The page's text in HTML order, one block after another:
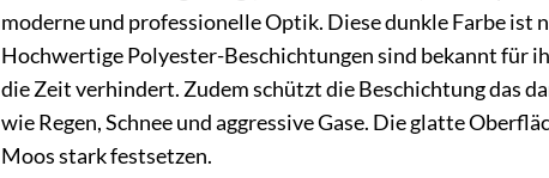
moderne und professionelle Optik. Diese dunkle Farbe
Hochwertige Polyester-Beschichtungen sind bekannt für
die Zeit verhindert. Zudem schützt die Beschichtung das
wie Regen, Schnee und aggressive Gase. Die glatte
Moos stark festsetzen.